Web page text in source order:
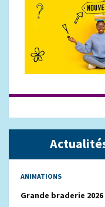
ANIMATIONS
Grande braderie 2026